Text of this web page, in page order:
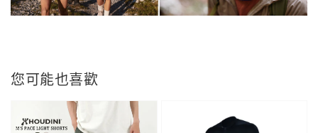
您可能也喜歡